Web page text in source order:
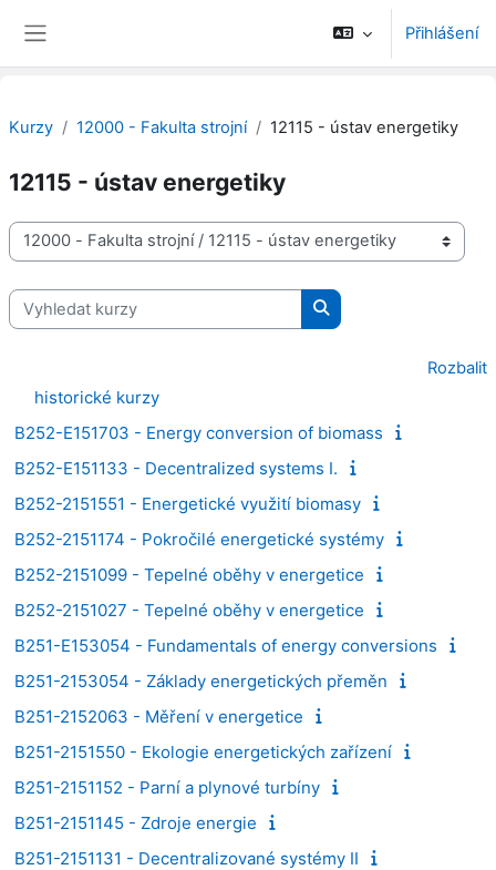
Přihlášení
Kurzy 12000 - Fakulta strojní 12115 - ústav energetiky
12115 - ústav energetiky
Kategorie kurzů
Vyhledat kurzy
Vyhledat kurzy
Rozbalit
historické kurzy
B252-E151703 - Energy conversion of biomass
B252-E151133 - Decentralized systems I.
B252-2151551 - Energetické využití biomasy
B252-2151174 - Pokročilé energetické systémy
B252-2151099 - Tepelné oběhy v energetice
B252-2151027 - Tepelné oběhy v energetice
B251-E153054 - Fundamentals of energy conversions
B251-2153054 - Základy energetických přeměn
B251-2152063 - Měření v energetice
B251-2151550 - Ekologie energetických zařízení
B251-2151152 - Parní a plynové turbíny
B251-2151145 - Zdroje energie
B251-2151131 - Decentralizované systémy II